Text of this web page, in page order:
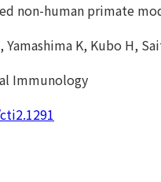
non-human primate
K, Kubo H,
Immunology